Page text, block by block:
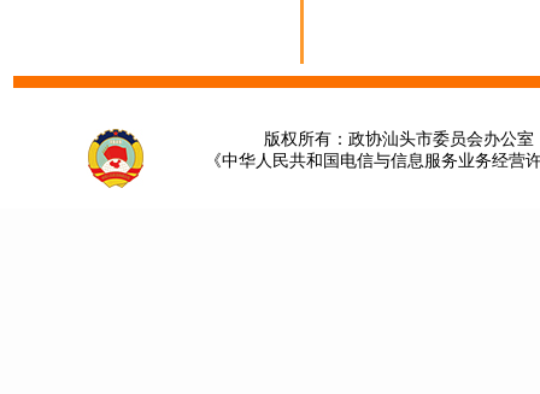
版权所有：政协汕头市委员会办公
《中华人民共和国电信与信息服务业务经营